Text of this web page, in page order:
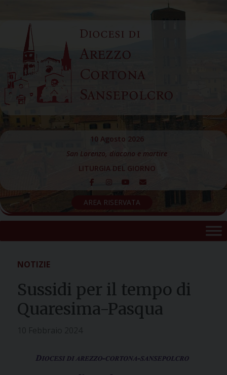
content
Diocesi di
Arezzo
Cortona
Sansepolcro
10 Agosto 2026
San Lorenzo, diacono e martire
LITURGIA DEL GIORNO
AREA RISERVATA
NOTIZIE
Sussidi per il tempo di
Quaresima-Pasqua